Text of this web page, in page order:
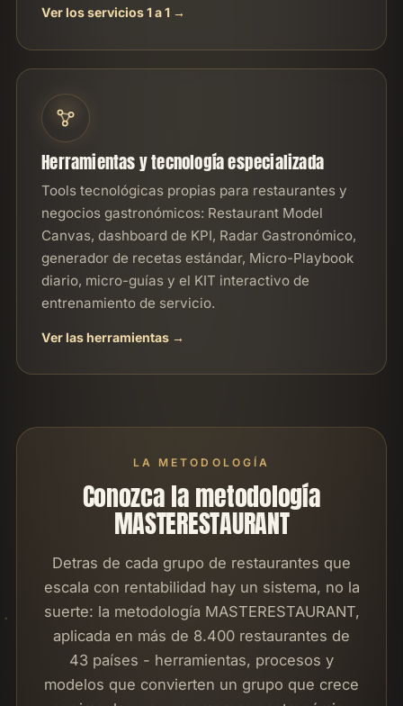
Ver los servicios 1 a 1
Herramientas y tecnología especializada
Tools tecnológicas propias para restaurantes y
negocios gastronómicos: Restaurant Model
Canvas, dashboard de KPI, Radar Gastronómico,
generador de recetas estándar, Micro-Playbook
diario, micro-guías y el KIT interactivo de
entrenamiento de servicio.
Ver las herramientas
LA METODOLOGÍA
Conozca la metodología
MASTERESTAURANT
Detras de cada grupo de restaurantes que
escala con rentabilidad hay un sistema, no la
suerte: la metodología MASTERESTAURANT,
aplicada en más de 8.400 restaurantes de
43 países - herramientas, procesos y
modelos que convierten un grupo que crece